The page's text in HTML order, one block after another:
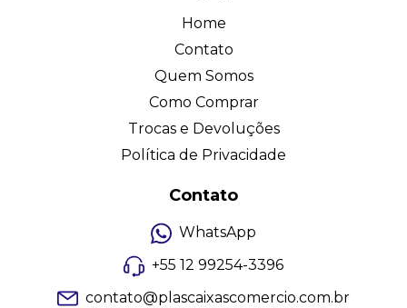
Home
Contato
Quem Somos
Como Comprar
Trocas e Devoluções
Política de Privacidade
Contato
WhatsApp
+55 12 99254-3396
contato@plascaixascomercio.com.br